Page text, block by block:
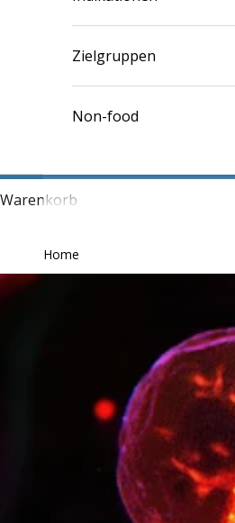
Zielgruppen
Non-food
Warenkorb
Home